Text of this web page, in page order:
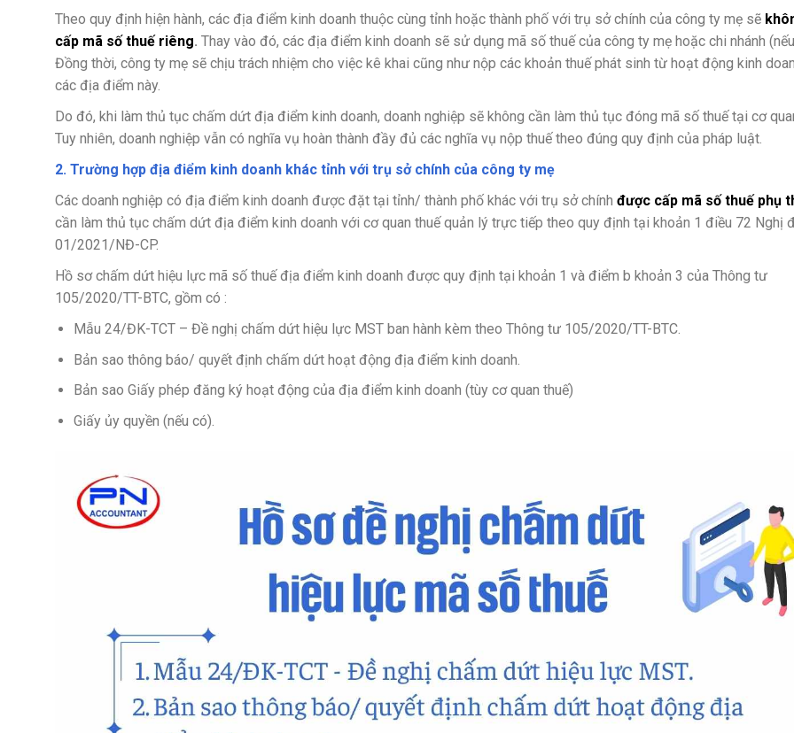
Theo quy định hiện hành, các địa điểm kinh doanh thuộc cùng tỉnh hoặc thành phố với trụ sở chính của công ty mẹ sẽ
cấp mã số thuế riêng. Thay vào đó, các địa điểm kinh doanh sẽ sử dụng mã số thuế của công ty mẹ hoặc chi nhánh
Đồng thời, công ty mẹ sẽ chịu trách nhiệm cho việc kê khai cũng như nộp các khoản thuế phát sinh từ hoạt động kinh
các địa điểm này.
Do đó, khi làm thủ tục chấm dứt địa điểm kinh doanh, doanh nghiệp sẽ không cần làm thủ tục đóng mã số thuế tại cơ
Tuy nhiên, doanh nghiệp vẫn có nghĩa vụ hoàn thành đầy đủ các nghĩa vụ nộp thuế theo đúng quy định của pháp luật.
2. Trường hợp địa điểm kinh doanh khác tỉnh với trụ sở chính của công ty mẹ
Các doanh nghiệp có địa điểm kinh doanh được đặt tại tỉnh/ thành phố khác với trụ sở chính được cấp mã số thuế phụ
cần làm thủ tục chấm dứt địa điểm kinh doanh với cơ quan thuế quản lý trực tiếp theo quy định tại khoản 1 điều 72 Nghị
01/2021/NĐ-CP.
Hồ sơ chấm dứt hiệu lực mã số thuế địa điểm kinh doanh được quy định tại khoản 1 và điểm b khoản 3 của Thông tư
105/2020/TT-BTC, gồm có :
Mẫu 24/ĐK-TCT – Đề nghị chấm dứt hiệu lực MST ban hành kèm theo Thông tư 105/2020/TT-BTC.
Bản sao thông báo/ quyết định chấm dứt hoạt động địa điểm kinh doanh.
Bản sao Giấy phép đăng ký hoạt động của địa điểm kinh doanh (tùy cơ quan thuế)
Giấy ủy quyền (nếu có).